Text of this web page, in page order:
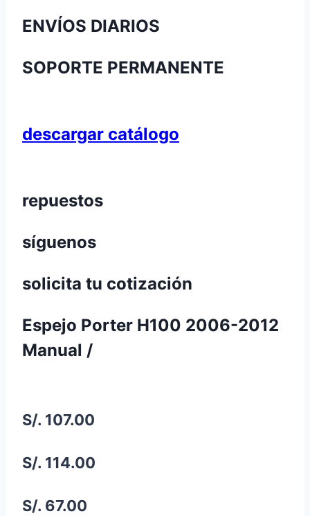
ENVÍOS DIARIOS
SOPORTE PERMANENTE
descargar catálogo
repuestos
síguenos
solicita tu cotización
Espejo Porter H100 2006-2012
Manual /
S/. 107.00
S/. 114.00
S/. 67.00